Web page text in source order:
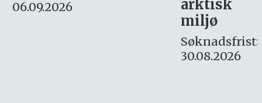
Søknadsfrist:
16. august.